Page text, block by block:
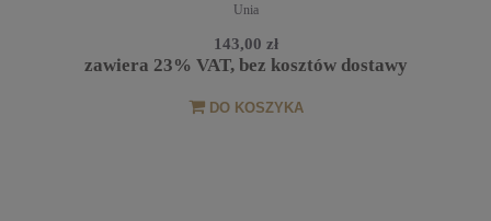
Unia
143,00 zł
zawiera 23% VAT, bez kosztów dostawy
DO KOSZYKA